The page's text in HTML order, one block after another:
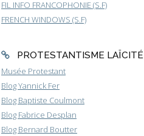
FIL INFO FRANCOPHONIE (S.F)
FRENCH WINDOWS (S.F)
PROTESTANTISME LAÏCITÉ
Musée Protestant
Blog Yannick Fer
Blog Baptiste Coulmont
Blog Fabrice Desplan
Blog Bernard Boutter